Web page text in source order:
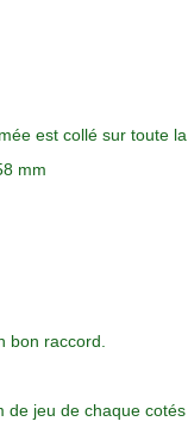
est collé sur toute
mm
bon raccord.
jeu de chaque